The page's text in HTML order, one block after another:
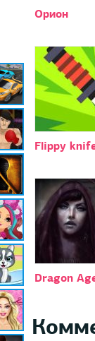
Орион
Flippy
Dragon